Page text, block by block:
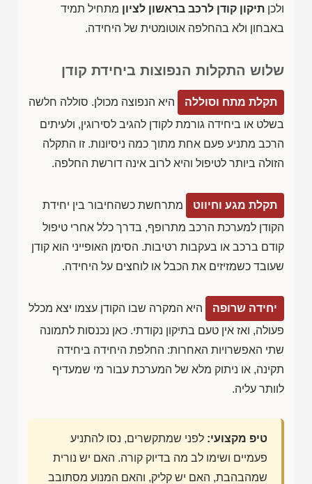
ולכן תיקון קודן לרכב בראשון לציון מתחיל תמיד
באבחון ולא בהחלפה אוטומטית של היחידה.
שלוש התקלות הנפוצות ביחידת קודן
תקלת מתח וסוללה
היא הנפוצה מכולן. סוללה חלשה
בשלט או ביחידה גורמת לקודן להגיב לסירוגין, ולעיתים
הרכב מתניע פעם אחת מתוך כמה ניסיונות. זו התקלה
הזולה ביותר לטיפול והיא לרוב אינה דורשת החלפה.
תקלת מגע וחיווט
מתרחשת כשהחיבור בין יחידת
הקודן למערכת הרכב מתרופף, בדרך כלל אחרי טיפול
קודם ברכב או בעקבות רטיבות. הסימן האופייני הוא קודן
שעובד כשמזיזים את הכבל או לוחצים על היחידה.
יחידה שרופה
היא המקרה שבו הקודן עצמו יצא מכלל
פעולה, ואז אין טעם בתיקון נקודתי. כאן נכנסות לתמונה
שתי האפשרויות האחרות: החלפת היחידה ביחידה
תקינה, או ניתוק מלא של המערכת עבור מי שמעדיף
לוותר עליה.
טיפ מקצועי: לפני שמתקשרים, נסו להתניע
פעמיים ושימו לב מה בדיוק קורה. האם יש נורית
שמהבהבת, האם יש קליק, והאם המנוע מסתובב